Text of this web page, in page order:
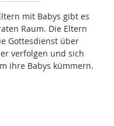
mit Babys gibt es
Raum. Die Eltern
Gottesdienst über
verfolgen und sich
ihre Babys kümmern.